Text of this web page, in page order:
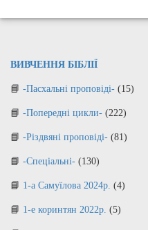
ВИВЧЕННЯ БІБЛІЇ
-Пасхальні проповіді- (15)
-Попередні цикли- (222)
-Різдвяні проповіді- (81)
-Спеціальні- (130)
1-а Самуїлова 2024р. (4)
1-е коринтян 2022р. (5)